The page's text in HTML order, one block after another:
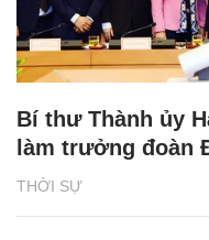
THỜI SỰ
Bí thư Thành ủy
làm trưởng đoàn